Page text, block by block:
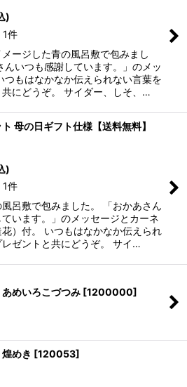
)
1件
ージした青の風呂敷で包みまし
んいつも感謝しています。」のメッ
つもはなかなか伝えられない言葉を
共にどうぞ。 サイダー、しそ、…
母の日ギフト仕様【送料無料】
)
1件
風呂敷で包みました。 「おかあさん
います。」のメッセージとカーネ
）付。 いつもはなかなか伝えられ
レゼントと共にどうぞ。 サイ…
あめいろこづつみ [1200000]
煌めき [120053]